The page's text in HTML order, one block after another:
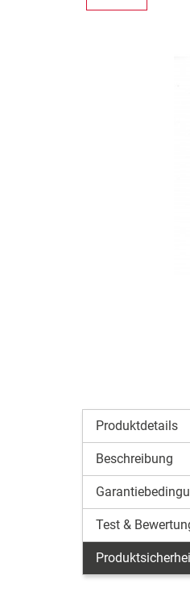
Produktdetails
Beschreibung
Test &